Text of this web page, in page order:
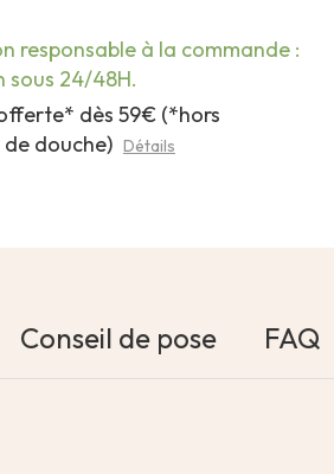
responsable à la commande :
sous 24/48H.
dès 59€ (*hors
douche) Détails
Conseil de pose FAQ